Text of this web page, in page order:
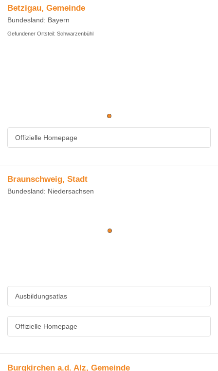
Betzigau, Gemeinde
Bundesland: Bayern
Gefundener Ortsteil: Schwarzenbühl
Offizielle Homepage
Braunschweig, Stadt
Bundesland: Niedersachsen
Ausbildungsatlas
Offizielle Homepage
Burgkirchen a.d. Alz, Gemeinde